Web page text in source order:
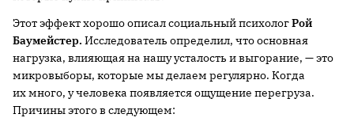
Этот эффект хорошо описал социальный психологРой
Баумейстер. Исследователь определил, что основная
нагрузка, влияющая на нашу усталость и выгорание, — это
микровыборы, которые мы делаем регулярно. Когда
их много, у человека появляется ощущение перегруза.
Причины этого в следующем: